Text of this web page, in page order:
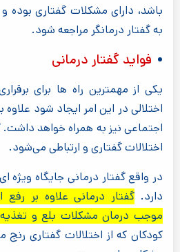
باشد، دارای مشکلات گفتاری بوده
به گفتار درمانگر مراجعه شود.
فواید گفتار درمانی
یکی از مهمترین راه ها برای
اختلالی در این امر ایجاد شود
اجتماعی نیز به همراه خواهد داشت.
اختلالات گفتاری و ارتباطی می‌شود.
در واقع گفتار درمانی جایگاه
دارد. گفتار درمانی علاوه بر رفع
موجب درمان مشکلات بلع و
کودکان که از اختلالات گفتاری رنج